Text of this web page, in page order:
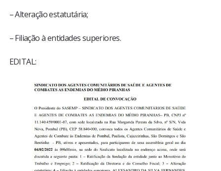
– Alteração estatutária;
– Filiação à entidades superiores.
EDITAL: